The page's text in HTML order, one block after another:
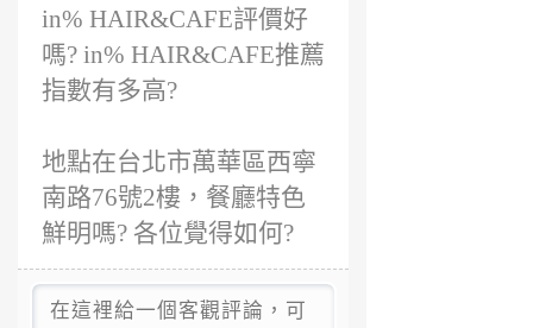
in% HAIR&CAFE評價好
嗎? in% HAIR&CAFE推薦
指數有多高?
地點在台北市萬華區西寧
南路76號2樓，餐廳特色
鮮明嗎? 各位覺得如何?